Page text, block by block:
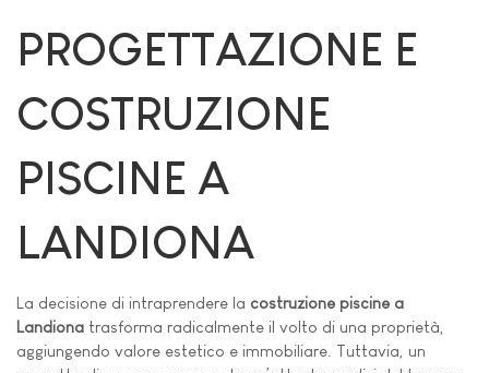
PROGETTAZIONE E
COSTRUZIONE
PISCINE A
LANDIONA
La decisione di intraprendere la costruzione piscine a
Landiona trasforma radicalmente il volto di una proprietà,
aggiungendo valore estetico e immobiliare. Tuttavia, un